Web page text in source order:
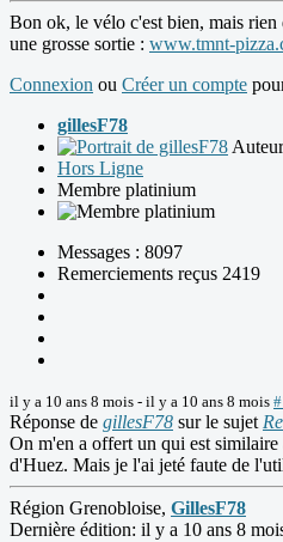
Bon ok, le vélo c'est bien, mais rien
une grosse sortie : www.tmnt-
Connexion ou Créer un compte
gillesF78
Hors Ligne
Membre platinium
Messages : 8097
Remerciements reçus 2419
il y a 10 ans 8 mois - il y a 10 ans 8 mois
Réponse de gillesF78 sur le sujet
On m'en a offert un qui est
d'Huez. Mais je l'ai jeté faute de
Région Grenobloise, GillesF78
Dernière édition: il y a 10 ans 8